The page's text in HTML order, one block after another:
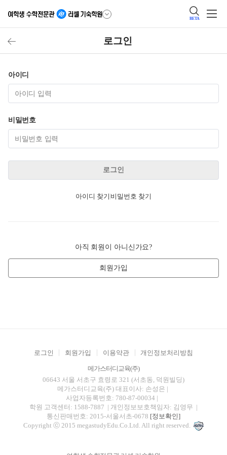
BETA
로그인
아이디
비밀번호
로그인
아이디 찾기 비밀번호 찾기
아직 회원이 아니신가요?
회원가입
로그인 회원가입 이용약관 개인정보처리방침
메가스터디교육(주)
06643 서울 서초구 효령로 321 (서초동, 덕원빌딩)
메가스터디교육(주) 대표이사: 손성은 |
사업자등록번호: 780-87-00034 |
학원 고객센터: 1588-7887 | 개인정보보호책임자: 김영무 |
통신판매번호: 2015-서울서초-0678 [정보확인]
Copyright ⓒ 2015 megastudyEdu.Co.Ltd. All right reserved.